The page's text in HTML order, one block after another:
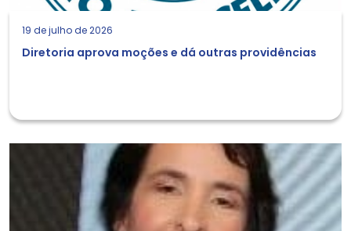
19 de julho de 2026
Diretoria aprova moções e dá outras providências